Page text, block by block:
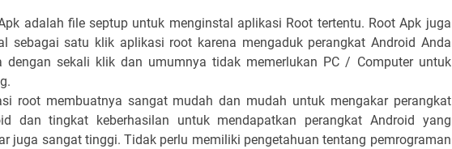
adalah file septup untuk menginstal aplikasi Root tertentu. Root Apk juga
sebagai satu klik aplikasi root karena mengaduk perangkat Android Anda
dengan sekali klik dan umumnya tidak memerlukan PC / Computer untuk
root membuatnya sangat mudah dan mudah untuk mengakar perangkat
dan tingkat keberhasilan untuk mendapatkan perangkat Android yang
juga sangat tinggi. Tidak perlu memiliki pengetahuan tentang pemrograman